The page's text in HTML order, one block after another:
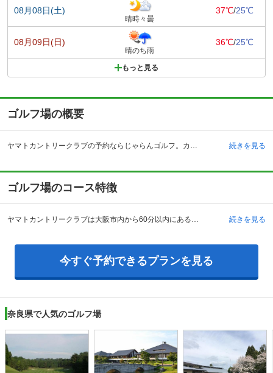
08月08日(土)
晴時々曇
37℃/25℃
08月09日(日)
晴のち雨
36℃/25℃
もっと見る
ゴルフ場の概要
ヤマトカントリークラブの予約ならじゃらんゴルフ。カートの有無や利用税、キャンセル料、ナイター設備、駐車場などのコース情報はもちろん、口コミ、フォトギャラリーなどコースの難易度や攻略に役立つ情報充実、予約する度にポイントが貯まるのでお得にゴルフをお楽しみ頂けます。 ヤマトカントリークラブは奈良県天理市にあるゴルフ場です。自動車で行く場合のアクセスは、名阪国道の福住インターチェンジから3キロメートルで約5分の距離です。電車の場合は近鉄奈良線の奈良駅で下車し自動車で約30分です。クラブハウスの施設には、100ヤード、14打席の練習場や、プロショップ、大浴場、最大100人収容できるコンペルームなど充実した施設が整っています。また、ウッディな雰囲気の喫茶室は温かみを感じる落ち着く雰囲気があり、レストランは広々として日当たりも良好とゆっくりとくつろげる場を提供しています。また、ヤマトカントリークラブ名物のお土産は、人気のメニューとなっていますので、一度手にとってみるのもおすすめです。 続きを見る
ゴルフ場のコース特徴
ヤマトカントリークラブは大阪市内から60分以内にある好アクセスのゴルフ場なので近畿圏から多くの人が訪れるコースです。コース設計は福井正一で、大和青垣の歴史と豊かな自然を生かした飽きることのない変化に富んだ27ホールになっています。27ホールはゆったりとセパレートされており、各ホールが独立した雰囲気を持ったトーナメントコースです。特徴あるコースの名前は、「さつき」「あしび」「さざんか」と名付けられ、四季折々に乱れ咲く花の名前をそのままに名付けられています。これらの花のように、それぞれが豊かな個性を持ったコースになっており、バラエティ豊かで和やかな雰囲気のコースに魅了され、また訪れたくなるプレーヤーが多いです。 続きを見る
今すぐ予約できるプランを見る
奈良県で人気のゴルフ場